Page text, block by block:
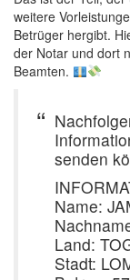
weitere
Betrüger hergibt.
der Notar und dort
Beamten.
senden
Name:
Land:
Stadt: